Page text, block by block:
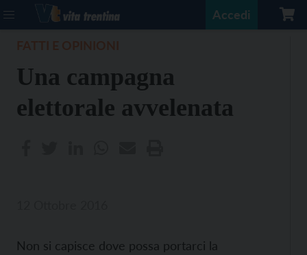
Accedi
Una campagna
elettorale avvelenata
Non si capisce dove possa portarci la